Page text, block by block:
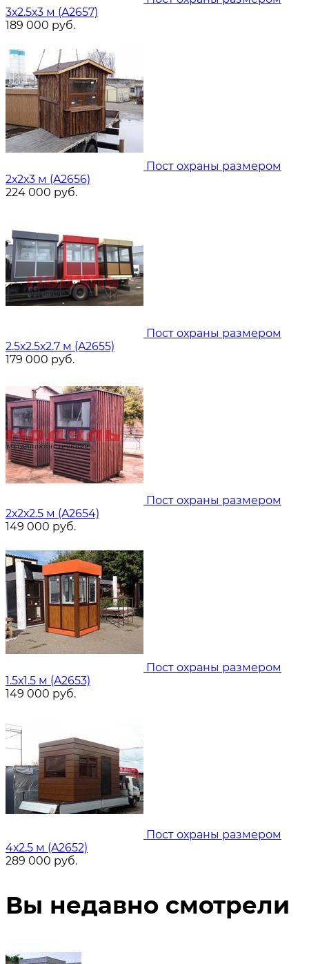
3х2.5х3 м (A2657)
189 000 руб.
Пост охраны размером
2х2х3 м (A2656)
224 000 руб.
Пост охраны размером
2.5х2.5х2.7 м (A2655)
179 000 руб.
Пост охраны размером
2х2х2.5 м (A2654)
149 000 руб.
Пост охраны размером
1.5х1.5 м (A2653)
149 000 руб.
Пост охраны размером
4х2.5 м (A2652)
289 000 руб.
Вы недавно смотрели